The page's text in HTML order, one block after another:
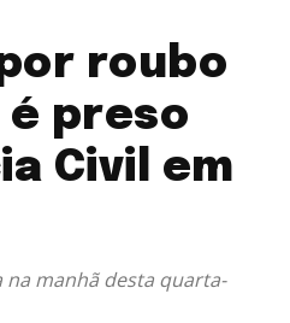
roubo
preso
Civil em
manhã desta quarta-